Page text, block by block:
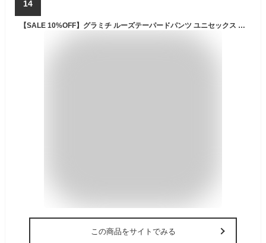
14
【SALE 10%OFF】グラミチ ルーズテーパードパンツ ユニセックス GRAMICCI LOOSE TAPERED PANT G103-OGT メンズ レディース ロングパンツ パンツ ボトムス デーパードパンツ デーパード フェス おしゃれ キャンプ アウトドア
この商品をサイトでみる